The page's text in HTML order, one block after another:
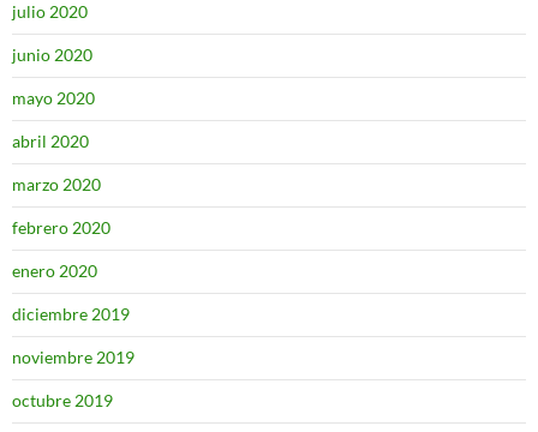
julio 2020
junio 2020
mayo 2020
abril 2020
marzo 2020
febrero 2020
enero 2020
diciembre 2019
noviembre 2019
octubre 2019